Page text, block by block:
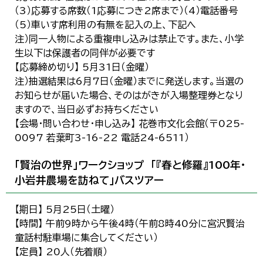
（3）応募する席数（1応募につき2席まで）（4）電話番号
（5）車いす席利用の有無を記入の上、下記へ
注）同一人物による重複申し込みは禁止です。また、小学
生以下は保護者の同伴が必要です
【応募締め切り】 5月31日（金曜）
注）抽選結果は6月7日（金曜）までに発送します。当選の
お知らせが届いた場合、そのはがきが入場整理券となり
ますので、当日必ずお持ちください
【会場・問い合わせ・申し込み】 花巻市文化会館（〒025-
0097 若葉町3-16-22 電話24-6511）
「賢治の世界」ワークショップ 「『春と修羅』100年・
小岩井農場を訪ねて」バスツアー
【期日】 5月25日（土曜）
【時間】 午前9時から午後4時（午前8時40分に宮沢賢治
童話村駐車場に集合してください）
【定員】 20人（先着順）